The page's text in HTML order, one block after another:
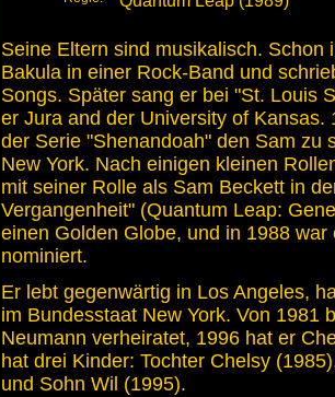
Seine Eltern sind musikalisch. Schon
Bakula in einer Rock-Band und
Songs. Später sang er bei "St. Louis
er Jura and der University of
der Serie "Shenandoah" den Sam zu
New York. Nach einigen kleinen
mit seiner Rolle als Sam Beckett in
Vergangenheit" (Quantum Leap:
einen Golden Globe, und in 1988 war
nominiert.
Er lebt gegenwärtig in Los Angeles,
im Bundesstaat New York. Von 1981
Neumann verheiratet, 1996 hat er
hat drei Kinder: Tochter Chelsy
und Sohn Wil (1995).